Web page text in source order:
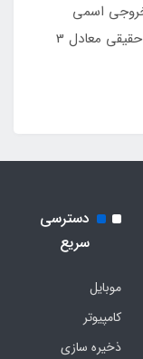
توان خروجی اسمی
P.M.P.O معادل 290 وات و توان خروجی حقیقی معادل 3
دسترسی
سریع
موبایل
کامپیوتر
ذخیره سازی